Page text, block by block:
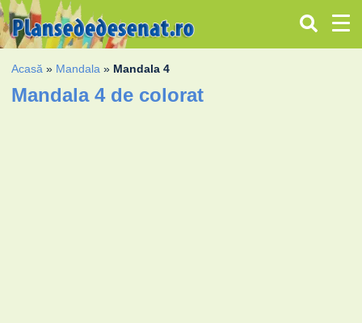
Acasă » Mandala » Mandala 4
Mandala 4 de colorat